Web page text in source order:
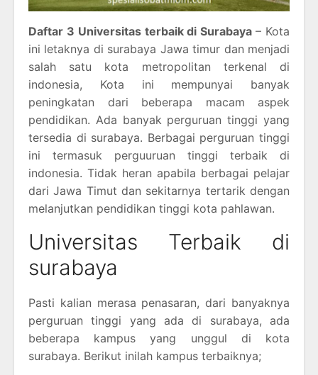
Daftar 3 Universitas terbaik di Surabaya– Kota
ini letaknya di surabaya Jawa timur dan menjadi
salah satu kota metropolitan terkenal di
indonesia, Kota ini mempunyai banyak
peningkatan dari beberapa macam aspek
pendidikan. Ada banyak perguruan tinggi yang
tersedia di surabaya. Berbagai perguruan tinggi
ini termasuk perguuruan tinggi terbaik di
indonesia. Tidak heran apabila berbagai pelajar
dari Jawa Timut dan sekitarnya tertarik dengan
melanjutkan pendidikan tinggi kota pahlawan.
Universitas Terbaik di
surabaya
Pasti kalian merasa penasaran, dari banyaknya
perguruan tinggi yang ada di surabaya, ada
beberapa kampus yang unggul di kota
surabaya. Berikut inilah kampus terbaiknya;